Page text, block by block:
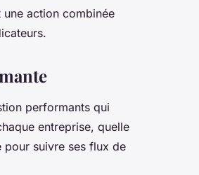
une action combinée
performants qui
entreprise, quelle
pour suivre ses flux de